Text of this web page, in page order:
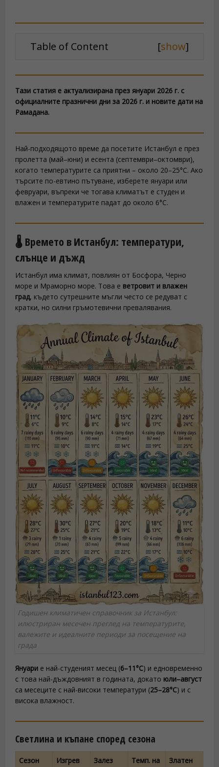
Table of Content [show]
Тази статия е актуализирана през януари 2026 г. с
официалните празнични дни за 2026 г. и новите дати на
Рамадана.
Най-подходящото време да посетите Истанбул е през
пролетта (май–юни) и есента (септември–октомври),
когато температурите са приятни – около 20–25°C. Ако
търсите по-евтино пътуване, изберете януари или
февруари, въпреки че тогава климатът е студен и
влажен и температурите падат до около 6°C.
🌡️ Времето в Истанбул: температури,
слънце и дъжд
Истанбул има климат, повлиян от Босфора, Черно
море и Мраморно море. Това е ветровит и влажен
град, където сутрешните мъгли често се редуват с
кратки, но силни гръмотевични превалявания.
Годишен климатичен справочник за Истанбул:
илюстриран месечен преглед на температурите,
валежите и идеалните периоди за посещение на
града
Януари е най-студеният месец (6–11°C) и едновременно
с това най-дъждовният в годината, докато юли–август
са месеците с най-високи температури (25–28°C) и с
висока влажност.
Светлина и къпане според сезона
Сезон Изгрев Залез
Темп. на
Златен